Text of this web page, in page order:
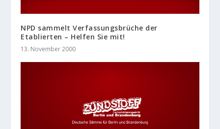
NPD sammelt Verfassungsbrüche der
Etablierten – Helfen Sie mit!
13. November 2000